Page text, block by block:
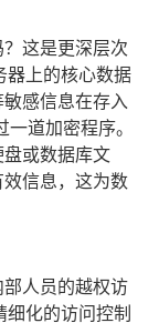
这是更深层次
器上的核心数据
感信息在存入
道加密程序。
或数据库文
信息，这为数
人员的越权访
化的访问控制